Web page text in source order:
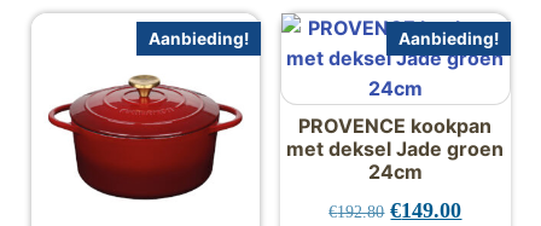
Aanbieding! Aanbieding!
PROVENCE kookpan
met deksel Jade groen
24cm
€192.80 Oorspronkelijke
€149.00Huidige